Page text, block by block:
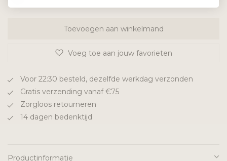
Toevoegen aan winkelmand
Voeg toe aan jouw favorieten
Voor 22:30 besteld, dezelfde werkdag verzonden
Gratis verzending vanaf €75
Zorgloos retourneren
14 dagen bedenktijd
Productinformatie